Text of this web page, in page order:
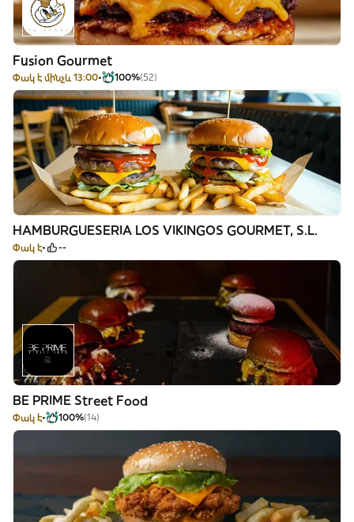
Fusion Gourmet
Փակ է մինչև 13:00 100%(52)
HAMBURGUESERIA LOS VIKINGOS GOURMET, S.L.
Փակ է --
BE PRIME Street Food
Փակ է 100%(14)